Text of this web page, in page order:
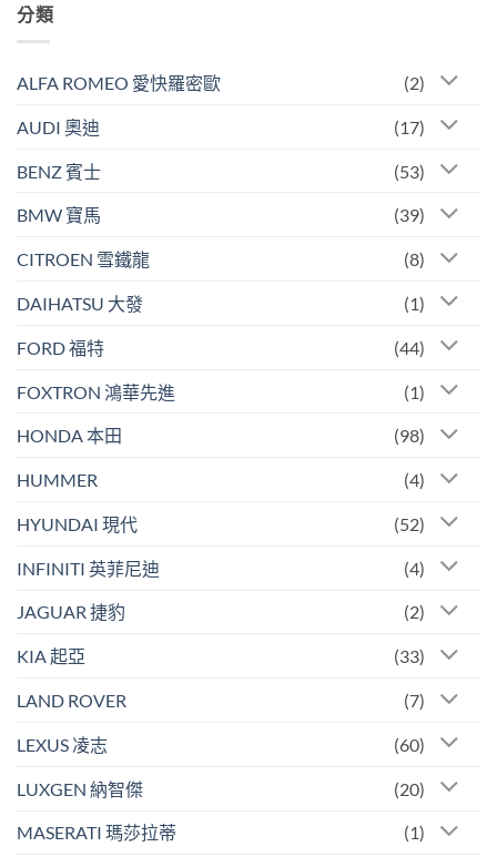
分類
ALFA ROMEO 愛快羅密歐 (2)
AUDI 奧迪 (17)
BENZ 賓士 (53)
BMW 寶馬 (39)
CITROEN 雪鐵龍 (8)
DAIHATSU 大發 (1)
FORD 福特 (44)
FOXTRON 鴻華先進 (1)
HONDA 本田 (98)
HUMMER (4)
HYUNDAI 現代 (52)
INFINITI 英菲尼迪 (4)
JAGUAR 捷豹 (2)
KIA 起亞 (33)
LAND ROVER (7)
LEXUS 凌志 (60)
LUXGEN 納智傑 (20)
MASERATI 瑪莎拉蒂 (1)